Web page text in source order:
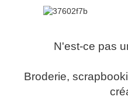
N'est-ce pas
Broderie,